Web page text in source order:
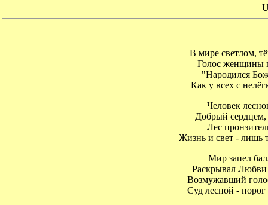
В мире светлом,
Голос женщины
"Народился
Как у всех с
Человек
Добрый сердцем,
Лес
Жизнь и свет - лишь
Мир запел
Раскрывал Любви
Возмужавший
Суд лесной - порог